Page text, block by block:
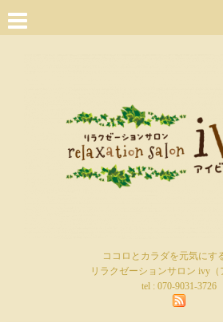
ココロとカラダを元気にす
リラクゼーションサロン ivy（
tel : 070-9031-3726